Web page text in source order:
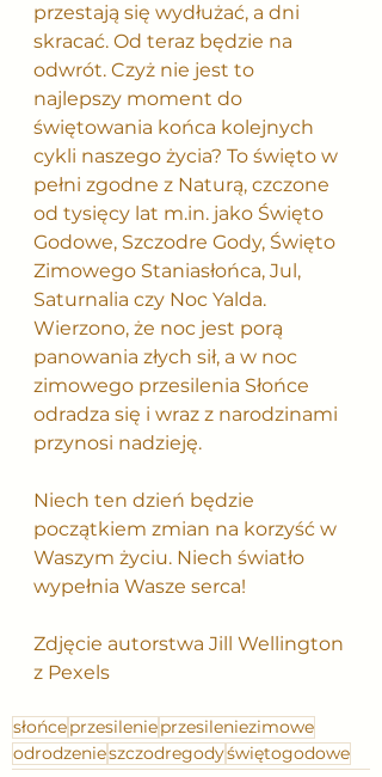
przestają się wydłużać, a dni
skracać. Od teraz będzie na
odwrót. Czyż nie jest to
najlepszy moment do
świętowania końca kolejnych
cykli naszego życia? To święto w
pełni zgodne z Naturą, czczone
od tysięcy lat m.in. jako Święto
Godowe, Szczodre Gody, Święto
Zimowego Staniasłońca, Jul,
Saturnalia czy Noc Yalda.
Wierzono, że noc jest porą
panowania złych sił, a w noc
zimowego przesilenia Słońce
odradza się i wraz z narodzinami
przynosi nadzieję.
Niech ten dzień będzie
początkiem zmian na korzyść w
Waszym życiu. Niech światło
wypełnia Wasze serca!
Zdjęcie autorstwa Jill Wellington
z Pexels
słońceprzesilenieprzesileniezimowe
odrodzenieszczodregodyświętogodowe